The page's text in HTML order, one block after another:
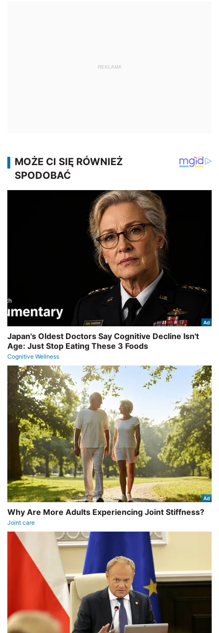
REKLAMA